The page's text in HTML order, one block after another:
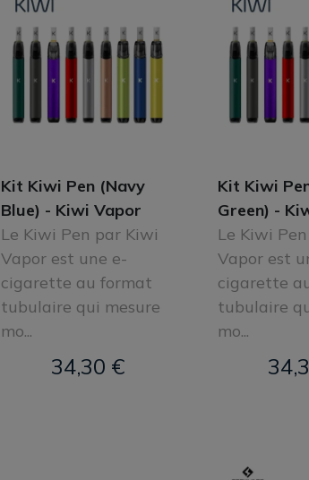
Kit Kiwi Pen (Navy
Blue) - Kiwi Vapor
Le Kiwi Pen par Kiwi
Vapor est une e-
cigarette au format
tubulaire qui mesure
mo...
34,30 €
Kit Kiwi
Green) -
Le Kiwi
Vapor est
cigarette
tubulaire
mo...